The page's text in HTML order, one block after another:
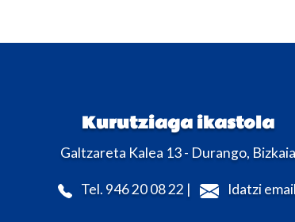
Kurutziaga ikastola
Galtzareta Kalea 13 - Durango, Bizkaia
Tel. 946 20 08 22 | Idatzi